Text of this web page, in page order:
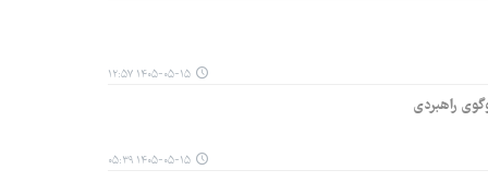
۱۴۰۵-۰۵-۱۵ ۱۲:۵۷
راهبردی
۱۴۰۵-۰۵-۱۵ ۰۵:۳۹